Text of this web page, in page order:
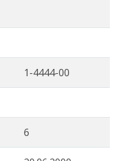
1-4444-00
6